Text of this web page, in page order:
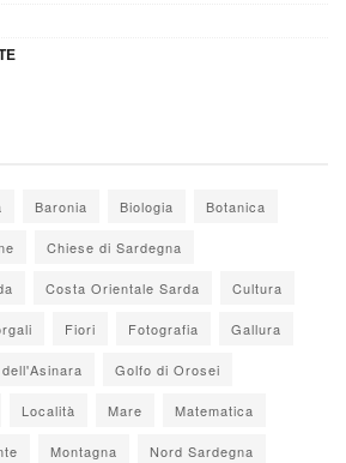
Baronia Biologia Botanica
Chiese di Sardegna
Costa Orientale Sarda Cultura
Fiori Fotografia Gallura
Golfo di Orosei
Località Mare Matematica
Montagna Nord Sardegna